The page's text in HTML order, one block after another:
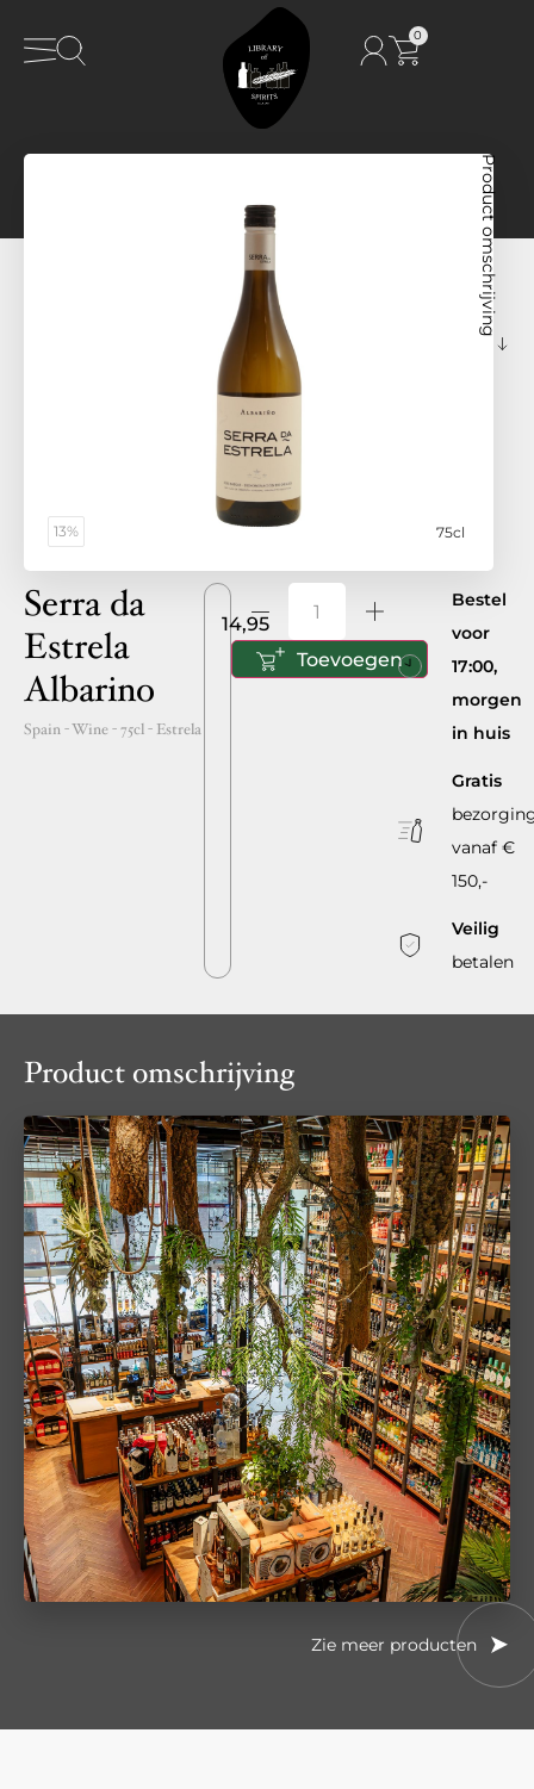
0
13% 75cl
Product omschrijving
Serra da
Estrela
Albarino
Spain- Wine -75cl- Estrela
14,95
Toevoegen
Bestel
voor
17:00,
morgen
in huis
Gratis
vanaf €
150,-
Veilig
betalen
Product omschrijving
Zie meer producten